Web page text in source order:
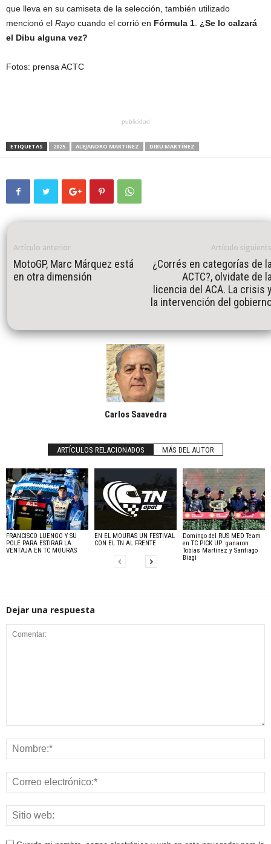
que lleva en su camiseta de la selección, también utilizado
mencionó el Rayo cuando el corrió en Fórmula 1 ¿Se lo calzará
el Dibu alguna vez?
Fotos: prensa ACTC
publicidad
ETIQUETAS 2025 ALEJANDRO MARTINEZ DIBU MARTÍNEZ
Artículo anterior
MotoGP, Marc Márquez está
en otra dimensión
Artículo
¿Corrés en categorías de
ACTC?, olvidate de
licencia del ACA. La crisis
la intervención del
Carlos Saavedra
ARTÍCULOS RELACIONADOS MÁS DEL AUTOR
FRANCISCO LUENGO Y SU
POLE PARA ESTIRAR LA
VENTAJA EN TC MOURAS
EN EL MOURAS UN FESTIVAL
CON EL TN AL FRENTE
Domingo del RUS MED Team
en TC PICK UP: ganaron
Tobías Martínez y Santiago
Biagi
Dejar una respuesta